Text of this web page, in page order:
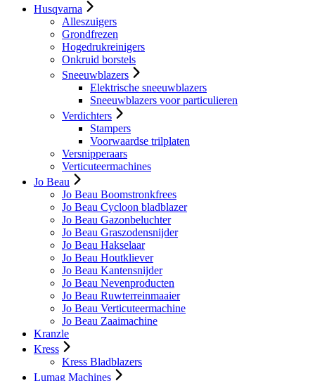
Husqvarna
Alleszuigers
Grondfrezen
Hogedrukreinigers
Onkruid borstels
Sneeuwblazers
Elektrische sneeuwblazers
Sneeuwblazers voor particulieren
Verdichters
Stampers
Voorwaardse trilplaten
Versnipperaars
Verticuteermachines
Jo Beau
Jo Beau Boomstronkfrees
Jo Beau Cycloon bladblazer
Jo Beau Gazonbeluchter
Jo Beau Graszodensnijder
Jo Beau Hakselaar
Jo Beau Houtkliever
Jo Beau Kantensnijder
Jo Beau Nevenproducten
Jo Beau Ruwterreinmaaier
Jo Beau Verticuteermachine
Jo Beau Zaaimachine
Kranzle
Kress
Kress Bladblazers
Lumag Machines